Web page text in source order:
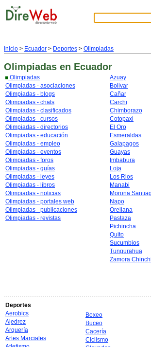
Inicio > Ecuador > Deportes > Olimpiadas
Olimpiadas en Ecuador
Olimpiadas
Olimpiadas - asociaciones
Olimpiadas - blogs
Olimpiadas - chats
Olimpiadas - clasificados
Olimpiadas - cursos
Olimpiadas - directorios
Olimpiadas - educación
Olimpiadas - empleo
Olimpiadas - eventos
Olimpiadas - foros
Olimpiadas - guías
Olimpiadas - leyes
Olimpiadas - libros
Olimpiadas - noticias
Olimpiadas - portales web
Olimpiadas - publicaciones
Olimpiadas - revistas
Azuay
Bolivar
Cañar
Carchi
Chimborazo
Cotopaxi
El Oro
Esmeraldas
Galapagos
Guayas
Imbabura
Loja
Los Rios
Manabi
Morona
Napo
Orellana
Pastaza
Pichincha
Quito
Sucumbios
Tungurahua
Zamora
Deportes
Aerobics
Ajedrez
Arquería
Artes Marciales
Boxeo
Buceo
Cacería
Ciclismo